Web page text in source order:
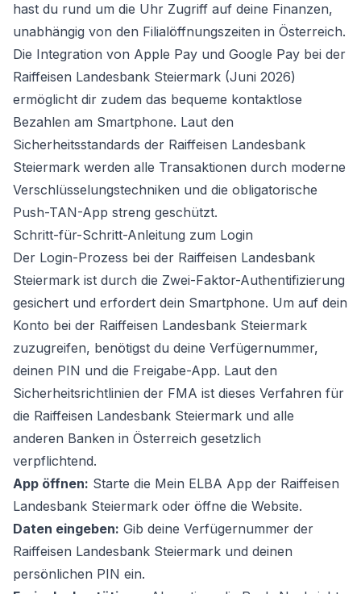
hast du rund um die Uhr Zugriff auf deine Finanzen,
unabhängig von den Filialöffnungszeiten in Österreich.
Die Integration von Apple Pay und Google Pay bei der
Raiffeisen Landesbank Steiermark (Juni 2026)
ermöglicht dir zudem das bequeme kontaktlose
Bezahlen am Smartphone. Laut den
Sicherheitsstandards der Raiffeisen Landesbank
Steiermark werden alle Transaktionen durch moderne
Verschlüsselungstechniken und die obligatorische
Push-TAN-App streng geschützt.
Schritt-für-Schritt-Anleitung zum Login
Der Login-Prozess bei der Raiffeisen Landesbank
Steiermark ist durch die Zwei-Faktor-Authentifizierung
gesichert und erfordert dein Smartphone. Um auf dein
Konto bei der Raiffeisen Landesbank Steiermark
zuzugreifen, benötigst du deine Verfügernummer,
deinen PIN und die Freigabe-App. Laut den
Sicherheitsrichtlinien der FMA ist dieses Verfahren für
die Raiffeisen Landesbank Steiermark und alle
anderen Banken in Österreich gesetzlich
verpflichtend.
App öffnen: Starte die Mein ELBA App der Raiffeisen
Landesbank Steiermark oder öffne die Website.
Daten eingeben: Gib deine Verfügernummer der
Raiffeisen Landesbank Steiermark und deinen
persönlichen PIN ein.